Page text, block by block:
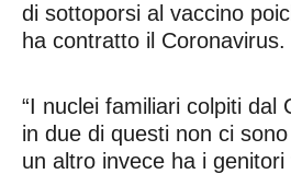
di sottoporsi al vaccino
ha contratto il Coronavirus.
“I nuclei familiari colpiti dal
in due di questi non ci
un altro invece ha i